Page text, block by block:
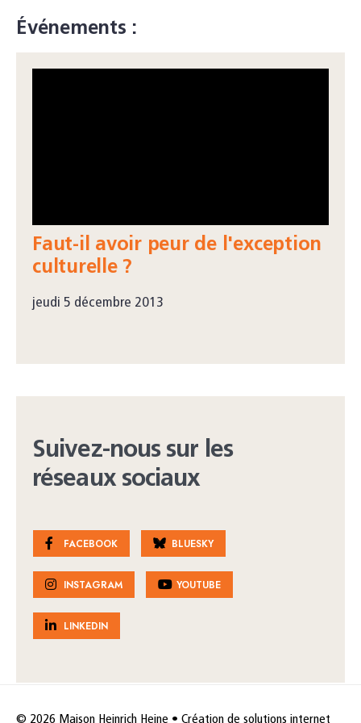
Événements :
Faut-il avoir peur de l'exception
culturelle ?
jeudi 5 décembre 2013
Suivez-nous sur les
réseaux sociaux
FACEBOOK BLUESKY
INSTAGRAM YOUTUBE
LINKEDIN
© 2026 Maison Heinrich Heine • Création de solutions internet